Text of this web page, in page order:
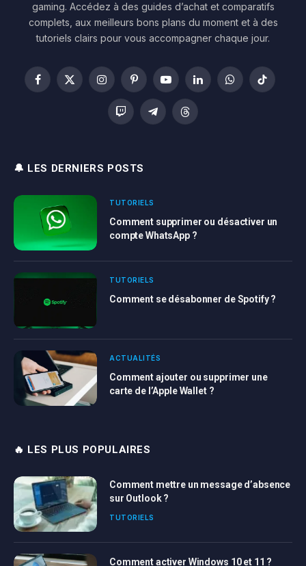
gaming. Accédez à des guides d’achat et comparatifs
complets, aux meilleurs bons plans du moment et à des
tutoriels clairs pour vous accompagner chaque jour.
Facebook
X
InstagramPinterestYouTubeLinkedInWhatsAppTikTok
Twitch TelegramThreads
🔔 LES DERNIERS POSTS
TUTORIELS
Comment supprimer ou désactiver un
compte WhatsApp ?
TUTORIELS
Comment se désabonner de Spotify ?
ACTUALITÉS
Comment ajouter ou supprimer une
carte de l’Apple Wallet ?
🔥 LES PLUS POPULAIRES
Comment mettre un message d’absence
sur Outlook ?
TUTORIELS
Comment activer Windows 10 et 11 ?